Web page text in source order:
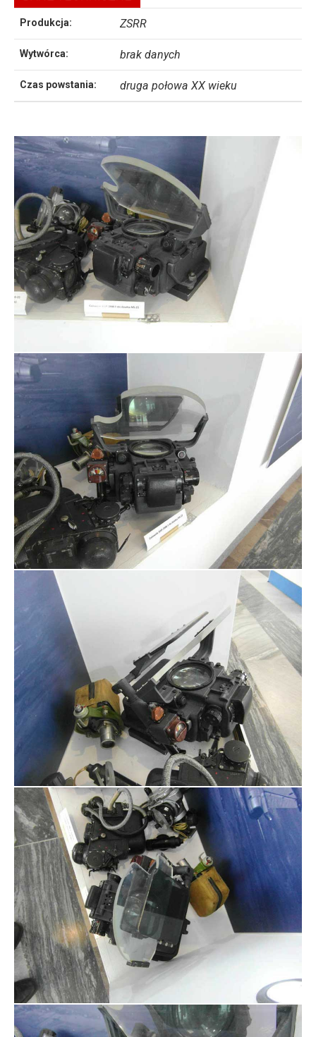
Produkcja: ZSRR
Wytwórca: brak danych
Czas powstania: druga połowa XX wieku